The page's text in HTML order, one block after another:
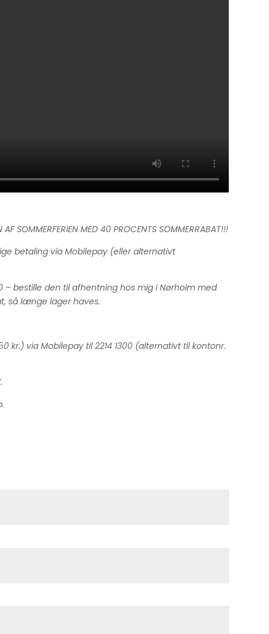
MED 40 PROCENTS SOMMERRABAT!!!
betaling via Mobilepay (eller alternativt
– bestille den til afhentning hos mig i Nørholm med
så længe lager haves.
via Mobilepay til 2214 1300 (alternativt til kontonr.